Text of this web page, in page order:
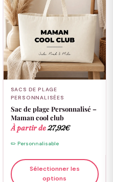
SACS DE PLAGE
PERSONNALISÉES
Sac de plage Personnalisé –
Maman cool club
À partir de27,92€
✏️ Personnalisable
Sélectionner les
options